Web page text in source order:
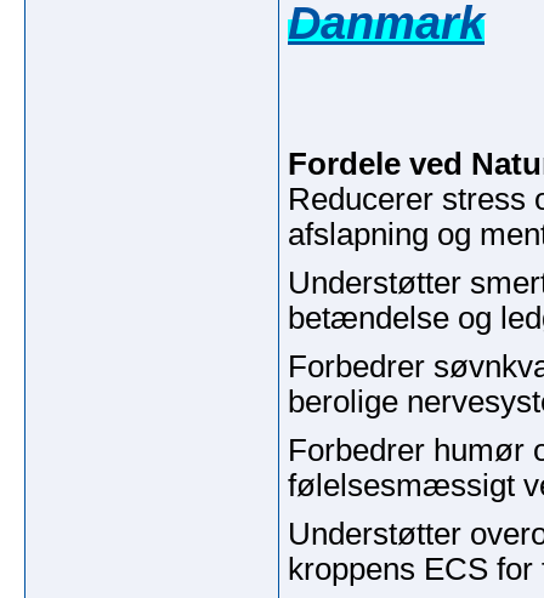
Danmark
Fordele ved
Reducerer stress
afslapning og
Understøtter
betændelse og
Forbedrer
berolige
Forbedrer humør
følelsesmæssigt
Understøtter
kroppens ECS